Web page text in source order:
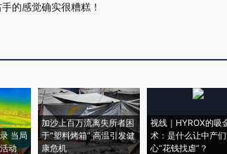
的感觉确实很糟糕！
当局
动
加沙上百万流离失所者困
于“塑料烤箱” 高温引发健
康危机
视线｜HYROX的吸
术：是什么让中产
心“花钱找虐”？